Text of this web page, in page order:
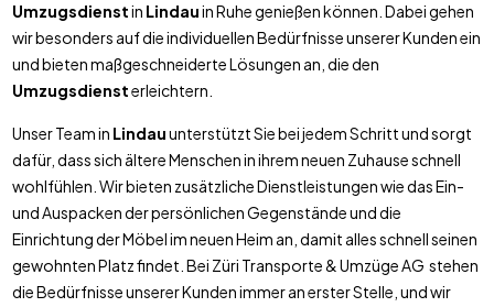
Umzugsdienstin Lindauin Ruhe genießen können. Dabei gehen
wir besonders auf die individuellen Bedürfnisse unserer Kunden ein
und bieten maßgeschneiderte Lösungen an, die den
Umzugsdiensterleichtern.
Unser Team in Lindauunterstützt Sie bei jedem Schritt und sorgt
dafür, dass sich ältere Menschen in ihrem neuen Zuhause schnell
wohlfühlen. Wir bieten zusätzliche Dienstleistungen wie das Ein-
und Auspacken der persönlichen Gegenstände und die
Einrichtung der Möbel im neuen Heim an, damit alles schnell seinen
gewohnten Platz findet. Bei Züri Transporte & Umzüge AG stehen
die Bedürfnisse unserer Kunden immer an erster Stelle, und wir